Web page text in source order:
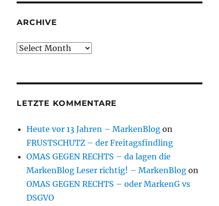
ARCHIVE
Archive
LETZTE KOMMENTARE
Heute vor 13 Jahren – MarkenBlog on
FRUSTSCHUTZ – der Freitagsfindling
OMAS GEGEN RECHTS – da lagen die
MarkenBlog Leser richtig! – MarkenBlog on
OMAS GEGEN RECHTS – oder MarkenG vs
DSGVO